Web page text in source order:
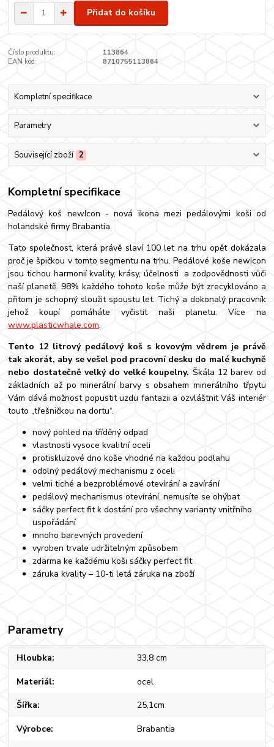
Přidat do košíku
Číslo produktu:
113864
EAN kód:
8710755113864
Kompletní specifikace
Parametry
Související zboží 2
Kompletní specifikace
Pedálový koš newIcon - nová ikona mezi pedálovými koši od
holandské firmy Brabantia.
Tato společnost, která právě slaví 100 let na trhu opět dokázala
proč je špičkou v tomto segmentu na trhu. Pedálové koše newIcon
jsou tichou harmonií kvality, krásy, účelnosti a zodpovědnosti vůči
naší planetě. 98% každého tohoto koše může být zrecyklováno a
přitom je schopný sloužit spoustu let. Tichý a dokonalý pracovník
jehož koupí pomáháte vyčistit naši planetu. Více na
www.plasticwhale.com.
Tento 12 litrový pedálový koš s kovovým vědrem je právě
tak akorát, aby se vešel pod pracovní desku do malé kuchyně
nebo dostatečně velký do velké koupelny. Škála 12 barev od
základních až po minerální barvy s obsahem minerálního třpytu
Vám dává možnost popustit uzdu fantazii a ozvláštnit Váš interiér
touto „třešničkou na dortu“.
nový pohled na tříděný odpad
vlastnosti vysoce kvalitní oceli
protiskluzové dno koše vhodné na každou podlahu
odolný pedálový mechanismu z oceli
velmi tiché a bezproblémové otevírání a zavírání
pedálový mechanismus otevírání, nemusíte se ohýbat
sáčky perfect fit k dostání pro všechny varianty vnitřního
uspořádání
mnoho barevných provedení
vyroben trvale udržitelným způsobem
zdarma ke každému koši sáčky perfect fit
záruka kvality – 10-ti letá záruka na zboží
Parametry
Hloubka 33,8 cm
Materiál ocel
Šířka 25,1cm
Výrobce Brabantia